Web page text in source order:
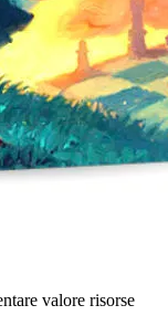
valore risorse